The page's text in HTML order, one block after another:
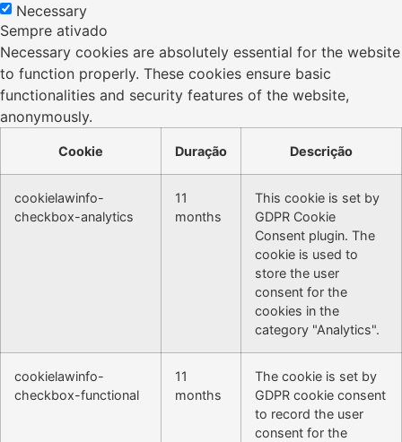
Necessary
Sempre ativado
Necessary cookies are absolutely essential for the website
to function properly. These cookies ensure basic
functionalities and security features of the website,
anonymously.
Cookie Duração Descrição
cookielawinfo-
checkbox-analytics
11
months
This cookie is set by
GDPR Cookie
Consent plugin. The
cookie is used to
store the user
consent for the
cookies in the
category "Analytics".
cookielawinfo-
checkbox-functional
11
months
The cookie is set by
GDPR cookie consent
to record the user
consent for the